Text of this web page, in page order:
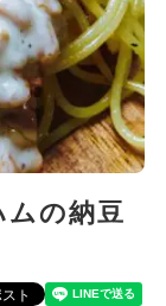
の納豆